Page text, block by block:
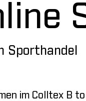
Sporthandel
im Colltex B